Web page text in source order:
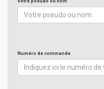
Votre pseudo ou nom
Numéro de commande